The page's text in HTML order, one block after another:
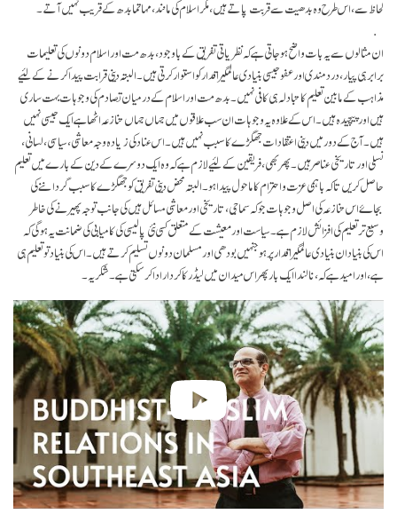
لحاظ سے، اس طرح وہ بدھیت سے قربت پاتے ہیں، مگر اسلام کی مانند، مہاتما بدھ کے قریب نہیں آتے۔
ان مثالوں سے یہ بات واضح ہو جاتی ہے کہ نظریاتی تفریق کے باوجود، بدھ مت اور اسلام دونوں کی تعلیمات
برابر ہی پیار، درد مندی اور عفو جیسی بنیادی عالمگیر اقدار کو استوار کرتی ہیں۔ البتہ دینی قرابت پیدا کرنے کے لئیے
مذاہب کے مابین تعلیم کا تبادلہ ہی کافی نہیں۔ بدھ مت اور اسلام کے درمیان تصادم کی وجوہات بہت ساری
ہیں اور پیچیدہ ہیں۔ اس کے علاوہ یہ وجوہات ان سب علاقوں میں جہاں جہاں تنازعہ اٹھا ہے ایک جیسی نہیں
ہیں۔ آج کے دور میں دینی اعتقادات جھگڑے کا سبب نہیں ہیں۔ اس عناد کی زیادہ وجہ معاشی، سیاسی، لسانی،
نسلی اور تاریخی عناصر ہیں۔ پھر بھی، فریقین کے لئیے لازم ہے کہ وہ ایک دوسرے کے دین کے بارے میں تعلیم
حاصل کریں تا کہ باہمی عزت و احترام کا ماحول پیدا ہو۔ البتہ محض دینی تفریق کو جھگڑے کا سبب گرداننے کی
بجاۓ اس تنازعہ کی اصل وجوہات جو کہ سماجی، تاریخی اور معاشی مسائل ہیں کی جانب توجہ پھیرنے کی خاطر
وسیع تر تعلیم کی افزائش لازم ہے۔ سیاست اور معیشت کے متعلق کسی نئی پالیسی کی کامیابی کی ضمانت یہ ہو گی کہ
اس کی بنیاد ان بنیادی عالمگیر اقدار پر ہو جنہیں بودھی اور مسلمان دونوں تسلیم کرتے ہیں۔ اس کی بنیاد تو تعلیم ہی
ہے، اور امید ہے کہ، نالندا ایک بار پھر اس میدان میں لیڈر کا کردار ادا کر سکتی ہے۔ شکریہ۔